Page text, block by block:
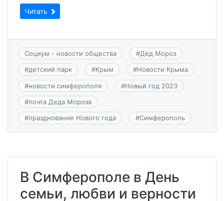
Читать
Социум - новости общества #Дед Мороз
#детский парк #Крым #Новости Крыма
#новости симферополя #Новый год 2023
#почта Деда Мороза
#празднование Нового года #Симферополь
В Симферополе в День
семьи, любви и верности